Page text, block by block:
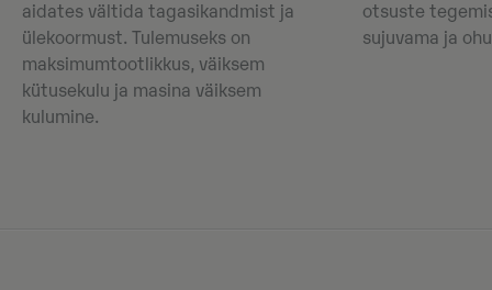
aidates vältida tagasikandmist ja
ülekoormust. Tulemuseks on
maksimumtootlikkus, väiksem
kütusekulu ja masina väiksem
kulumine.
otsuste
sujuvama ja